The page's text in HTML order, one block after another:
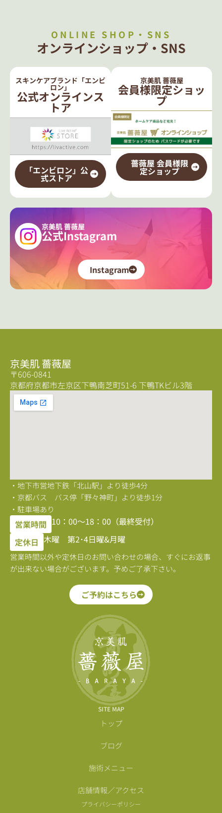
ONLINE SHOP・SNS
オンラインショップ・SNS
スキンケアブランド「エンビ
ロン」
公式オンラインス
トア
「エンビロン」公
式ストア
京美肌 薔薇屋
会員様限定ショッ
プ
薔薇屋 会員様限
定ショップ
京美肌 薔薇屋
公式Instagram
Instagram
SITE MAP
トップ
ブログ
施術メニュー
店舗情報／アクセス
プライバシーポリシー
京美肌 薔薇屋
〒606-0841
京都府京都市左京区下鴨南芝町51-6 下鴨TKビル3階
・地下市営地下鉄「北山駅」より徒歩4分
・京都バス バス停「野々神町」より徒歩1分
・駐車場あり
営業時間 10：00〜18：00（最終受付）
定休日 木曜 第2･4日曜&月曜
営業時間以外や定休日のお問い合わせの場合、すぐにお返事
が出来ない場合がございます。予めご了承下さい。
ご予約はこちら